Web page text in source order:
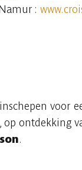
:
voor
, op ontdekking
.